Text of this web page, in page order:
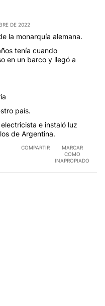
DE 2022
la monarquía alemana.
tenía cuando
en un barco y llegó a
país.
e instaló luz
de Argentina.
COMPARTIR
MARCAR
COMO
INAPROPIADO